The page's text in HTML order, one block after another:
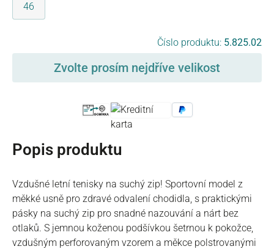
46
Číslo produktu: 5.825.02
Zvolte prosím nejdříve velikost
Popis produktu
Vzdušné letní tenisky na suchý zip! Sportovní model z
měkké usně pro zdravé odvalení chodidla, s praktickými
pásky na suchý zip pro snadné nazouvání a nárt bez
otlaků. S jemnou koženou podšívkou šetrnou k pokožce,
vzdušným perforovaným vzorem a měkce polstrovanými